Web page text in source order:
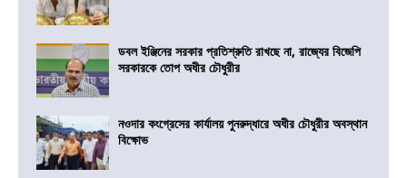
ডবল ইঞ্জিনের সরকার প্রতিশ্রুতি রাখছে না, রাজ্যের বিজেপি
সরকারকে তোপ অধীর চৌধুরীর
নওদার কংগ্রেসের কার্যালয় পুনরুদ্ধারে অধীর চৌধুরীর অবস্থান
বিক্ষোভ